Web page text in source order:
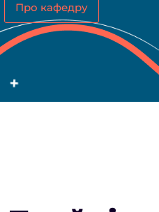
Про кафедру